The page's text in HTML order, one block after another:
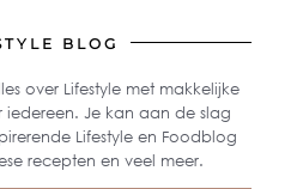
BLOG
over Lifestyle met makkelijke
iedereen. Je kan aan de slag
Lifestyle en Foodblog
recepten en veel meer.